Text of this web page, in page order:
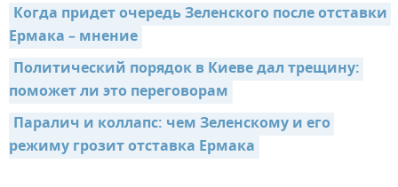
Когда придет очередь Зеленского после отставки
Ермака – мнение
Политический порядок в Киеве дал трещину:
поможет ли это переговорам
Паралич и коллапс: чем Зеленскому и его
режиму грозит отставка Ермака